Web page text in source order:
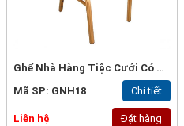
Ghế Nhà Hàng Tiệc Cưới Có Đệm
Mã SP: GNH18
Chi tiết
Liên hệ Đặt hàng